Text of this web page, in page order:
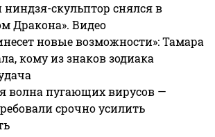
ниндзя-скульптор снялся в
Дракона». Видео
новые возможности»: Тамара
кому из знаков зодиака
волна пугающих вирусов —
срочно усилить